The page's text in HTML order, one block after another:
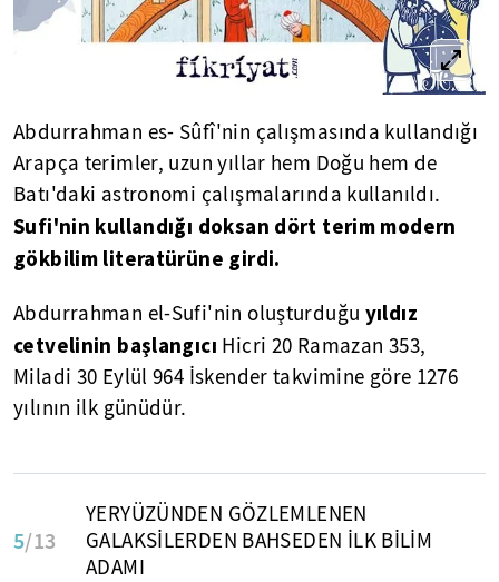
Abdurrahman es- Sûfî'nin çalışmasında kullandığı
Arapça terimler, uzun yıllar hem Doğu hem de
Batı'daki astronomi çalışmalarında kullanıldı.
Sufi'nin kullandığı doksan dört terim modern
gökbilim literatürüne girdi.
Abdurrahman el-Sufi'nin oluşturduğu yıldız
cetvelinin başlangıcı Hicri 20 Ramazan 353,
Miladi 30 Eylül 964 İskender takvimine göre 1276
yılının ilk günüdür.
5/13
YERYÜZÜNDEN GÖZLEMLENEN
GALAKSİLERDEN BAHSEDEN İLK BİLİM
ADAMI